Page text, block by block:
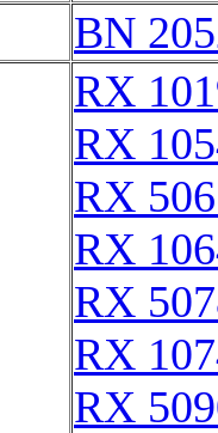
BN
RX
RX
RX
RX
RX
RX
RX